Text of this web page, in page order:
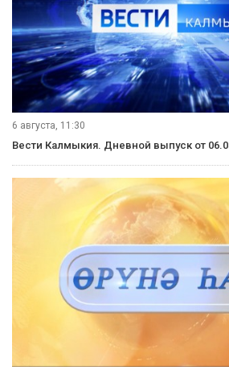
6 августа, 11:30
Вести Калмыкия. Дневной выпуск от